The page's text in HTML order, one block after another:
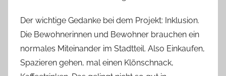
Der wichtige Gedanke bei dem Projekt: Inklusion.
Die Bewohnerinnen und Bewohner brauchen ein
normales Miteinander im Stadtteil. Also Einkaufen,
Spazieren gehen, mal einen Klönschnack,